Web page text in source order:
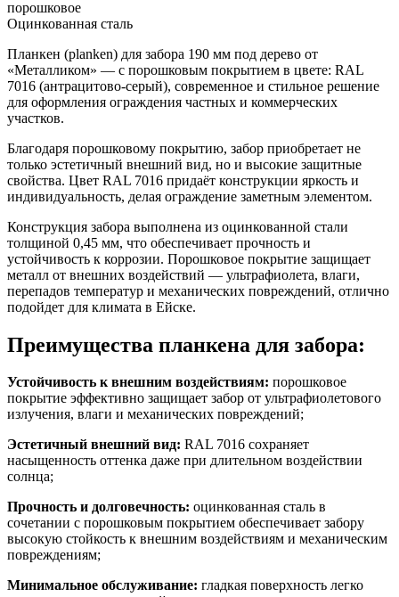
порошковое
Оцинкованная сталь
Планкен (planken) для забора 190 мм под дерево от
«Металликом» — с порошковым покрытием в цвете: RAL
7016 (антрацитово-серый), современное и стильное решение
для оформления ограждения частных и коммерческих
участков.
Благодаря порошковому покрытию, забор приобретает не
только эстетичный внешний вид, но и высокие защитные
свойства. Цвет RAL 7016 придаёт конструкции яркость и
индивидуальность, делая ограждение заметным элементом.
Конструкция забора выполнена из оцинкованной стали
толщиной 0,45 мм, что обеспечивает прочность и
устойчивость к коррозии. Порошковое покрытие защищает
металл от внешних воздействий — ультрафиолета, влаги,
перепадов температур и механических повреждений, отлично
подойдет для климата в Ейске.
Преимущества планкена для забора:
Устойчивость к внешним воздействиям: порошковое
покрытие эффективно защищает забор от ультрафиолетового
излучения, влаги и механических повреждений;
Эстетичный внешний вид: RAL 7016 сохраняет
насыщенность оттенка даже при длительном воздействии
солнца;
Прочность и долговечность: оцинкованная сталь в
сочетании с порошковым покрытием обеспечивает забору
высокую стойкость к внешним воздействиям и механическим
повреждениям;
Минимальное обслуживание: гладкая поверхность легко